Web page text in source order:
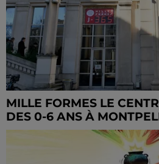
MILLE FORMES LE
DES 0-6 ANS À